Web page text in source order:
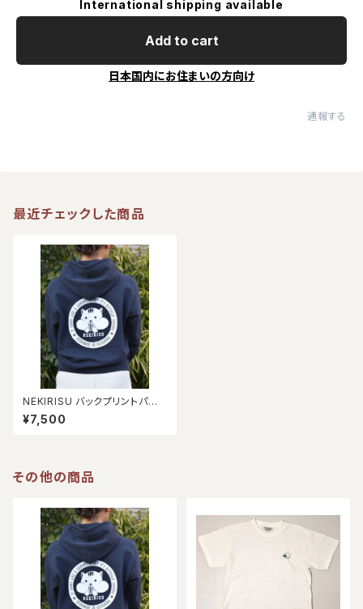
International shipping available
Add to cart
日本国内にお住まいの方向け
通報する
最近チェックした商品
NEKIRISU バックプリントパー
カー【ネイビー】
¥7,500
その他の商品